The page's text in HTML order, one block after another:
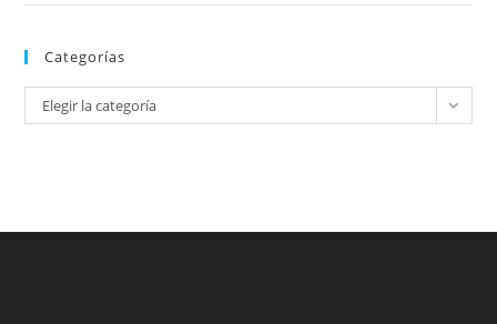
Categorías
Categorías
Elegir la categoría